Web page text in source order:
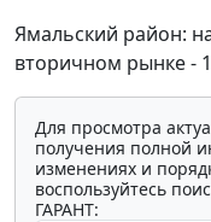
Ямальский район:
вторичном рынке -
Для просмотра
получения полной
изменениях и
воспользуйтесь
ГАРАНТ: